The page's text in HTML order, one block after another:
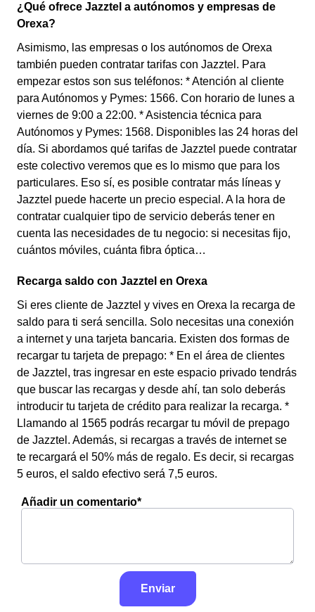
¿Qué ofrece Jazztel a autónomos y empresas de
Orexa?
Asimismo, las empresas o los autónomos de Orexa
también pueden contratar tarifas con Jazztel. Para
empezar estos son sus teléfonos: * Atención al cliente
para Autónomos y Pymes: 1566. Con horario de lunes a
viernes de 9:00 a 22:00. * Asistencia técnica para
Autónomos y Pymes: 1568. Disponibles las 24 horas del
día. Si abordamos qué tarifas de Jazztel puede contratar
este colectivo veremos que es lo mismo que para los
particulares. Eso sí, es posible contratar más líneas y
Jazztel puede hacerte un precio especial. A la hora de
contratar cualquier tipo de servicio deberás tener en
cuenta las necesidades de tu negocio: si necesitas fijo,
cuántos móviles, cuánta fibra óptica…
Recarga saldo con Jazztel en Orexa
Si eres cliente de Jazztel y vives en Orexa la recarga de
saldo para ti será sencilla. Solo necesitas una conexión
a internet y una tarjeta bancaria. Existen dos formas de
recargar tu tarjeta de prepago: * En el área de clientes
de Jazztel, tras ingresar en este espacio privado tendrás
que buscar las recargas y desde ahí, tan solo deberás
introducir tu tarjeta de crédito para realizar la recarga. *
Llamando al 1565 podrás recargar tu móvil de prepago
de Jazztel. Además, si recargas a través de internet se
te recargará el 50% más de regalo. Es decir, si recargas
5 euros, el saldo efectivo será 7,5 euros.
Añadir un comentario*
Enviar